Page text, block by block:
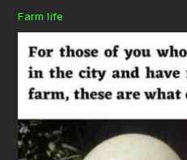
Farm life